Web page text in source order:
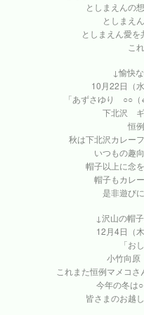
としまえんの
としまえ
としまえん愛
こ
↓愉快
10月22日（
「あずさゆり ○○（
下北沢 ギ
恒
秋は下北沢カレー
いつもの趣
帽子以上に念
帽子もカレ
是非遊び
↓沢山の帽
12月4日（
「お
小竹向
これまた恒例マメコ
今年の冬は
皆さまのお越